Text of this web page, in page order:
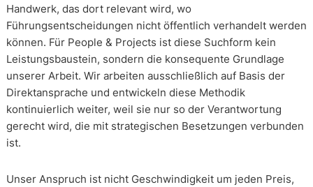
Handwerk, das dort relevant wird, wo
Führungsentscheidungen nicht öffentlich verhandelt werden
können. Für People & Projects ist diese Suchform kein
Leistungsbaustein, sondern die konsequente Grundlage
unserer Arbeit. Wir arbeiten ausschließlich auf Basis der
Direktansprache und entwickeln diese Methodik
kontinuierlich weiter, weil sie nur so der Verantwortung
gerecht wird, die mit strategischen Besetzungen verbunden
ist.
Unser Anspruch ist nicht Geschwindigkeit um jeden Preis,